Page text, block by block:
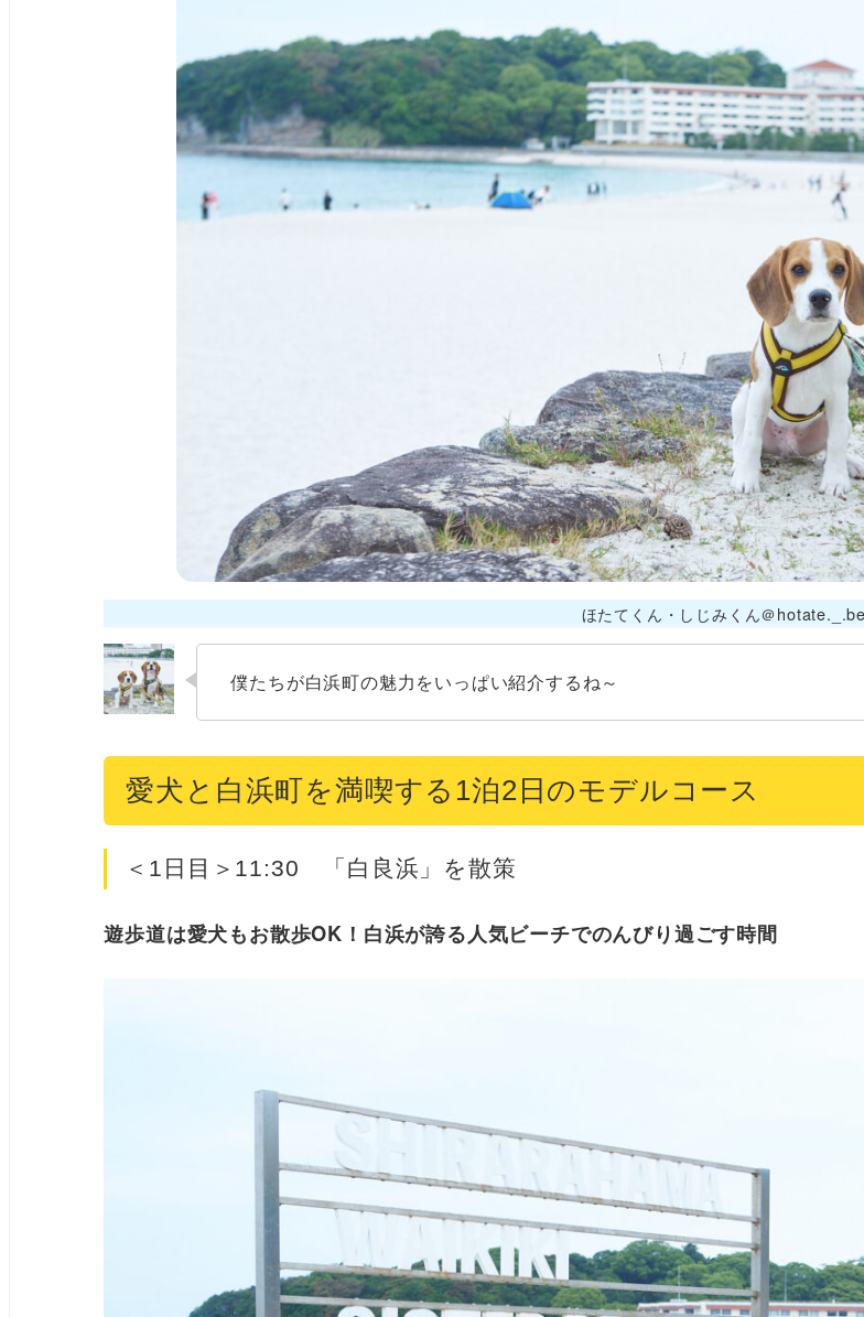
ほたてくん・しじみくん＠
僕たちが白浜町の魅力をいっぱい紹介するね～
愛犬と白浜町を満喫する1泊2日のモデルコース
＜1日目＞11:30 「白良浜」を散策
遊歩道は愛犬もお散歩OK！白浜が誇る人気ビーチでのんびり過ごす時間